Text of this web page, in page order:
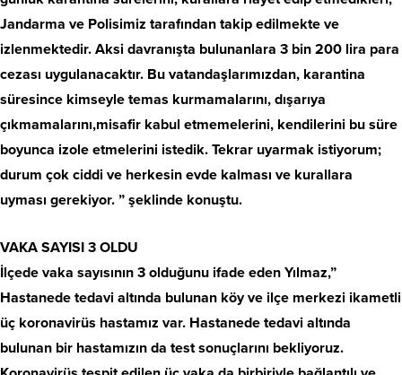
Jandarma ve Polisimiz tarafından takip edilmekte ve
izlenmektedir. Aksi davranışta bulunanlara 3 bin 200 lira para
cezası uygulanacaktır. Bu vatandaşlarımızdan, karantina
süresince kimseyle temas kurmamalarını, dışarıya
çıkmamalarını,misafir kabul etmemelerini, kendilerini bu süre
boyunca izole etmelerini istedik. Tekrar uyarmak istiyorum;
durum çok ciddi ve herkesin evde kalması ve kurallara
uyması gerekiyor. ” şeklinde konuştu.
VAKA SAYISI 3 OLDU
İlçede vaka sayısının 3 olduğunu ifade eden Yılmaz,”
Hastanede tedavi altında bulunan köy ve ilçe merkezi ikametli
üç koronavirüs hastamız var. Hastanede tedavi altında
bulunan bir hastamızın da test sonuçlarını bekliyoruz.